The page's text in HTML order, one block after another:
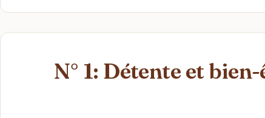
N° 1: Détente et